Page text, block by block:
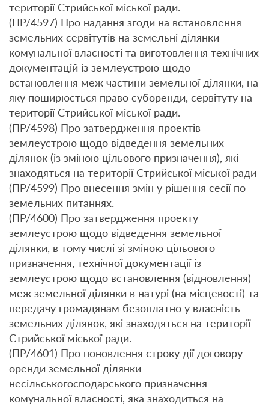
території Стрийської міської ради.
(ПР/4597) Про надання згоди на встановлення
земельних сервітутів на земельні ділянки
комунальної власності та виготовлення технічних
документацій із землеустрою щодо
встановлення меж частини земельної ділянки, на
яку поширюється право суборенди, сервітуту на
території Стрийської міської ради.
(ПР/4598) Про затвердження проектів
землеустрою щодо відведення земельних
ділянок (із зміною цільового призначення), які
знаходяться на території Стрийської міської ради
(ПР/4599) Про внесення змін у рішення сесії по
земельних питаннях.
(ПР/4600) Про затвердження проекту
землеустрою щодо відведення земельної
ділянки, в тому числі зі зміною цільового
призначення, технічної документації із
землеустрою щодо встановлення (відновлення)
меж земельної ділянки в натурі (на місцевості) та
передачу громадянам безоплатно у власність
земельних ділянок, які знаходяться на території
Стрийської міської ради.
(ПР/4601) Про поновлення строку дії договору
оренди земельної ділянки
несільськогосподарського призначення
комунальної власності, яка знаходиться на